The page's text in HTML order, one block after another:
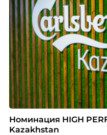
Номинация HIGH
Kazakhstan